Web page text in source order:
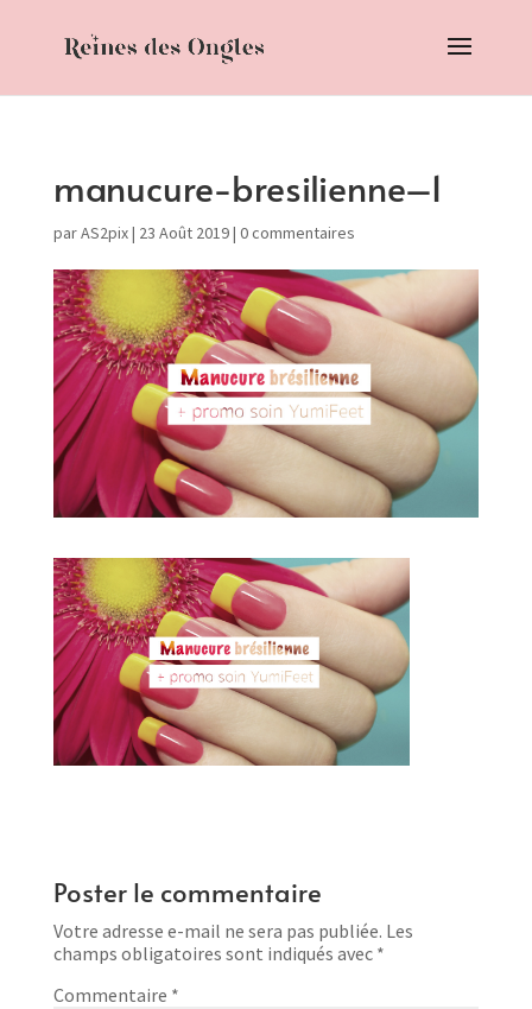
manucure-bresilienne–1
parAS2pix| 23 Août 2019| 0 commentaires
Poster le commentaire
Votre adresse e-mail ne sera pas publiée. Les
champs obligatoires sont indiqués avec *
Commentaire *